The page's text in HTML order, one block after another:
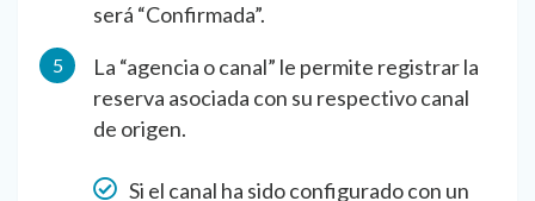
será “Confirmada”.
La “agencia o canal” le permite registrar la
reserva asociada con su respectivo canal
de origen.
Si el canal ha sido configurado con un